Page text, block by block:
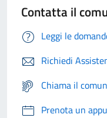
Contatta il
Leggi le
Richiedi
Chiama il
Prenota un